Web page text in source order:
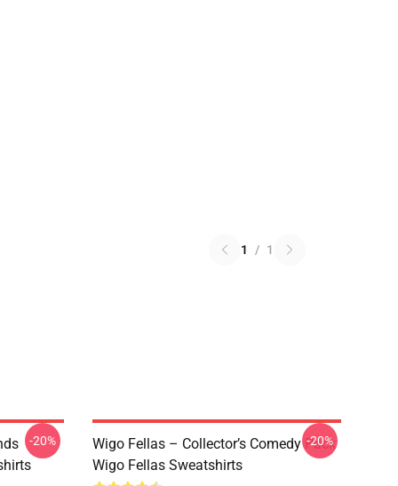
1 / 1
-20%
Wigo Fellas – Collector’s Comedy Pack
Wigo Fellas Sweatshirts
-20%